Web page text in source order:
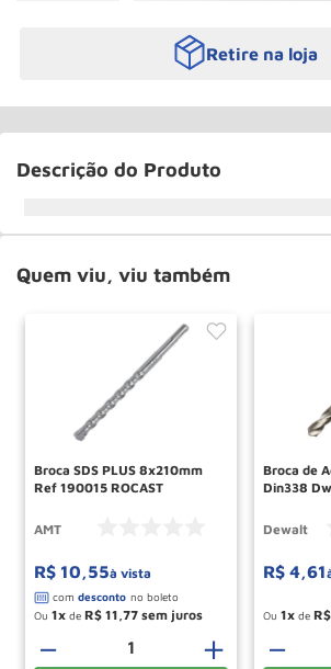
Retire na loja
Descrição do Produto
Quem viu, viu também
Broca SDS PLUS 8x210mm
Ref 190015 ROCAST
AMT
R$ 10,55à vista
Ou 1 de R$ 11,77
＋
－
Broca de
Din338
Dewalt
R$ 4,61
Ou 1 de R$
－